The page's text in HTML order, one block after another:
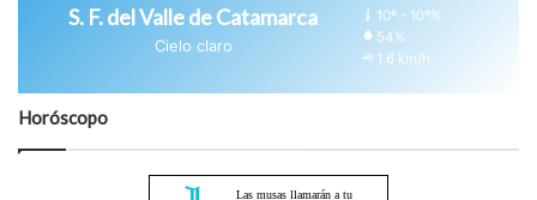
S. F. del Valle de Catamarca
Cielo claro
10º - 10º%
54%
1.6 km/h
Horóscopo